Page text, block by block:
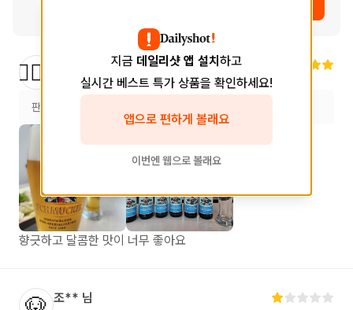
🙆🏻‍♀️ 2024.03.27
판매처
향긋하고 달콤한 맛이 너무 좋아요
조** 님
지금 데일리샷 앱 설치 하고
실시간 베스트 특가 상품을 확인하세요!
앱으로 편하게 볼래요
이번엔 웹으로 볼래요